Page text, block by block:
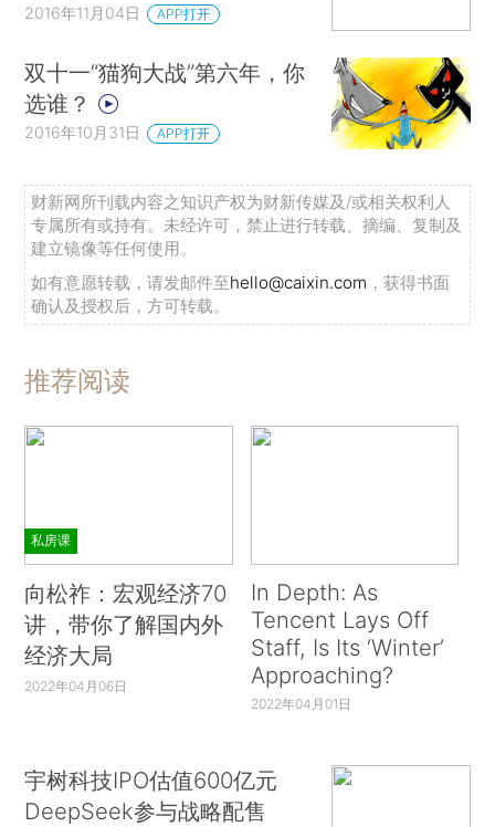
2016年11月04日 APP打开
双十一“猫狗大战”第六年，你
选谁？
2016年10月31日 APP打开
财新网所刊载内容之知识产权为财新传媒及/或相关权利人
专属所有或持有。未经许可，禁止进行转载、摘编、复制及
建立镜像等任何使用。
如有意愿转载，请发邮件至hello@caixin.com ，获得书面
确认及授权后，方可转载。
推荐阅读
私房课
向松祚：宏观经济70
讲，带你了解国内外
经济大局
2022年04月06日
In Depth: As
Tencent Lays Off
Staff, Is Its ‘Winter’
Approaching?
2022年04月01日
宇树科技IPO估值600亿元
DeepSeek参与战略配售